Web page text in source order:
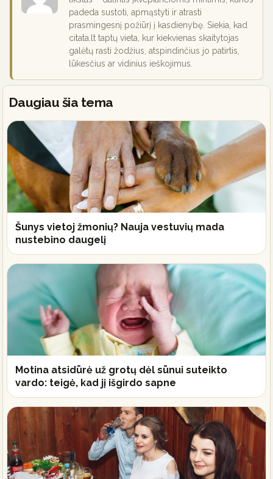
padeda sustoti, apmąstyti ir atrasti
prasmingesnį požiūrį į kasdienybę. Siekia, kad
citata.lt taptų vieta, kur kiekvienas skaitytojas
galėtų rasti žodžius, atspindinčius jo patirtis,
lūkesčius ar vidinius ieškojimus.
Daugiau šia tema
Šunys vietoj žmonių? Nauja vestuvių mada
nustebino daugelį
Motina atsidūrė už grotų dėl sūnui suteikto
vardo: teigė, kad jį išgirdo sapne